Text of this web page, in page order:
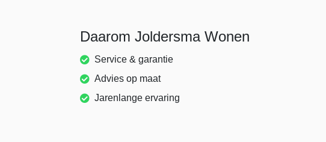
Daarom Joldersma Wonen
Service & garantie
Advies op maat
Jarenlange ervaring